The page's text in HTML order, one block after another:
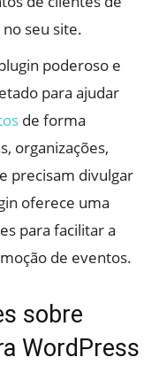
seu site.
poderoso e
para ajudar
de forma
organizações,
precisam divulgar
oferece uma
para facilitar a
de eventos.
sobre
WordPress